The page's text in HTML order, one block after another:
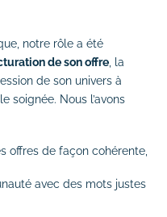
notre rôle a été
de son offre , la
de son univers à
soignée. Nous l’avons
offres de façon cohérente,
avec des mots justes